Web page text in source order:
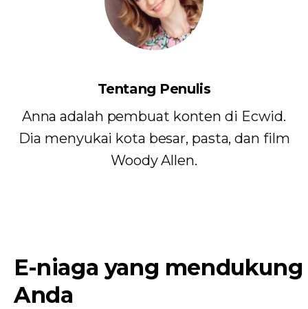
Tentang Penulis
Anna adalah pembuat konten di Ecwid.
Dia menyukai kota besar, pasta, dan film
Woody Allen.
E-niaga yang mendukung
Anda